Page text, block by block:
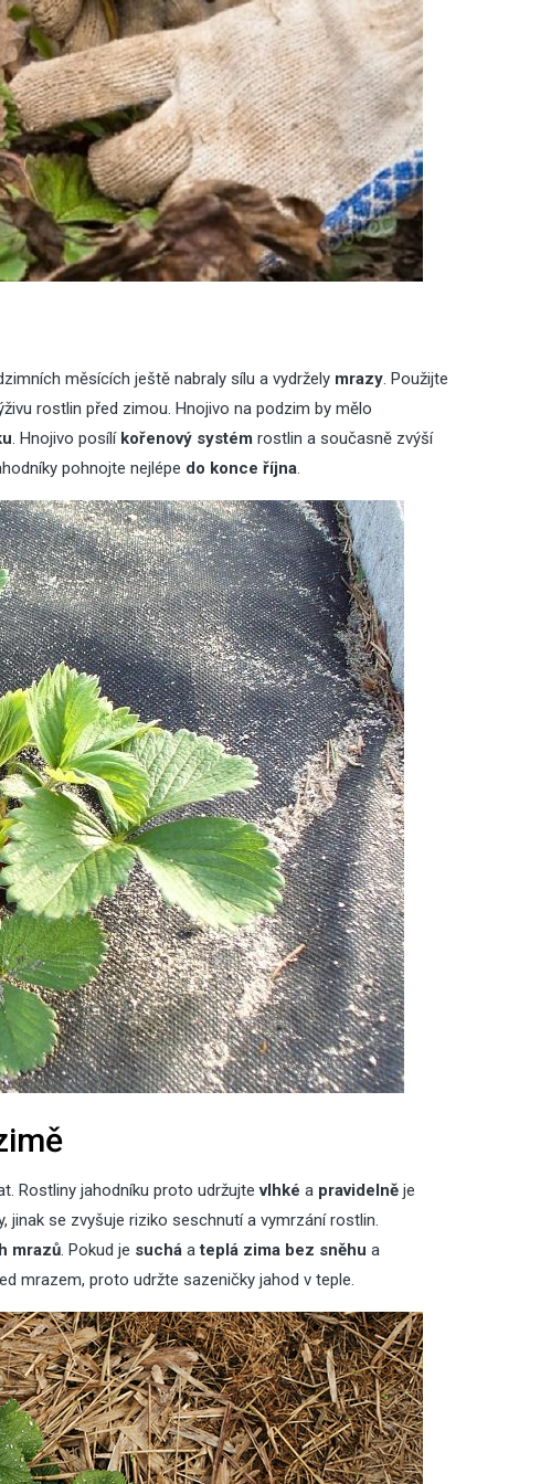
měsících ještě nabraly sílu a vydržely mrazy . Použijte
rostlin před zimou. Hnojivo na podzim by mělo
. Hnojivo posílí kořenový systém rostlin a současně zvýší
pohnojte nejlépe do konce října
Rostliny jahodníku proto udržujtevlhké a pravidelně je
jinak se zvyšuje riziko seschnutí a vymrzání rostlin.
mrazů . Pokud je suchá a teplá zima bez sněhu a
mrazem, proto udržte sazeničky jahod v teple.